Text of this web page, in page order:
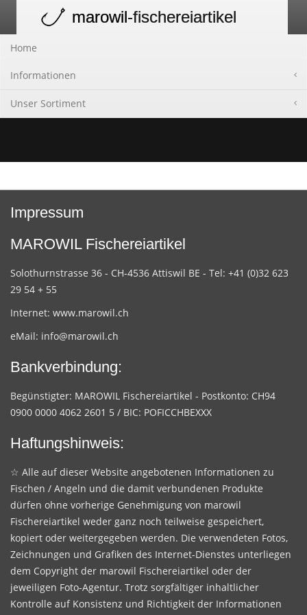
navigation
marowil-fischereiartikel
Home
Informationen
Unser Sortiment
Impressum
MAROWIL Fischereiartikel
Solothurnstrasse 36 - CH-4536 Attiswil BE - Tel: +41 (0)32 623
29 54 + 55
Internet: www.marowil.ch
eMail: info@marowil.ch
Bankverbindung:
Begünstigter: MAROWIL Fischereiartikel - Postkonto: CH94
0900 0000 4062 2601 5 / BIC: POFICCHBEXXX
Haftungshinweis:
☆ Alle auf dieser Website angebotenen Informationen zu
Fischen / Angeln und die damit verbundenen Produkte
dürfen ohne vorherige Genehmigung von marowil
Fischereiartikel weder ganz noch teilweise gespeichert,
kopiert oder weitergegeben werden. Die verwendeten Fotos,
Zeichnungen und Grafiken des Internet-Dienstes unterliegen
dem Copyright der marowil Fischereiartikel oder der
jeweiligen Foto-Agentur. Trotz sorgfältiger inhaltlicher
Kontrolle auf Konsistenz und Richtigkeit der Informationen